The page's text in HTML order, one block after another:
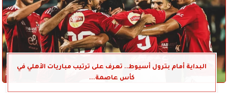
البداية أمام بترول أسيوط.. تعرف على ترتيب مباريات الأهلي في
كأس عاصمة...